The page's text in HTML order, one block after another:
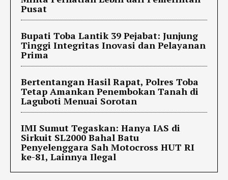
Pusat
Bupati Toba Lantik 39 Pejabat: Junjung
Tinggi Integritas Inovasi dan Pelayanan
Prima
Bertentangan Hasil Rapat, Polres Toba
Tetap Amankan Penembokan Tanah di
Laguboti Menuai Sorotan
IMI Sumut Tegaskan: Hanya IAS di
Sirkuit SL2000 Bahal Batu
Penyelenggara Sah Motocross HUT RI
ke-81, Lainnya Ilegal